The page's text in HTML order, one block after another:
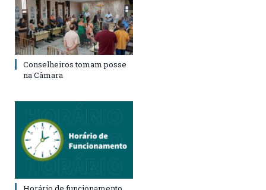
Conselheiros tomam posse
na Câmara